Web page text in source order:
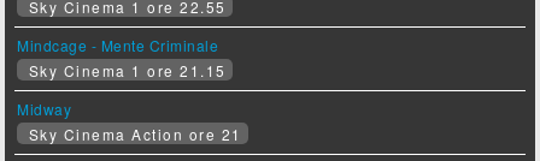
Sky Cinema 1 ore 22.55
Mindcage - Mente Criminale
Sky Cinema 1 ore 21.15
Midway
Sky Cinema Action ore 21